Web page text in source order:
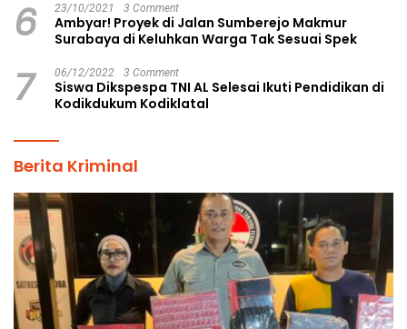
6 23/10/2021 3 Comment
Ambyar! Proyek di Jalan Sumberejo Makmur
Surabaya di Keluhkan Warga Tak Sesuai Spek
7 06/12/2022 3 Comment
Siswa Dikspespa TNI AL Selesai Ikuti Pendidikan di
Kodikdukum Kodiklatal
Berita Kriminal